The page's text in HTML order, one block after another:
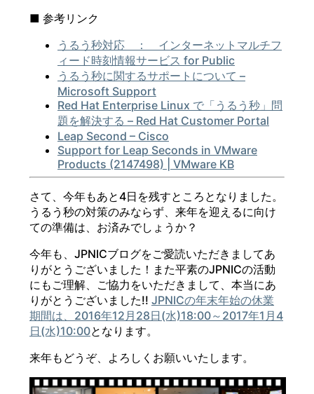
■ 参考リンク
うるう秒対応 ： インターネットマルチフ
ィード時刻情報サービス for Public
うるう秒に関するサポートについて –
Microsoft Support
Red Hat Enterprise Linux で「うるう秒」問
題を解決する – Red Hat Customer Portal
Leap Second – Cisco
Support for Leap Seconds in VMware
Products (2147498) | VMware KB
さて、今年もあと4日を残すところとなりました。
うるう秒の対策のみならず、来年を迎えるに向け
ての準備は、お済みでしょうか？
今年も、JPNICブログをご愛読いただきましてあ
りがとうございました！また平素のJPNICの活動
にもご理解、ご協力をいただきまして、本当にあ
りがとうございました!! JPNICの年末年始の休業
期間は、2016年12月28日(水)18:00～2017年1月4
日(水)10:00となります。
来年もどうぞ、よろしくお願いいたします。